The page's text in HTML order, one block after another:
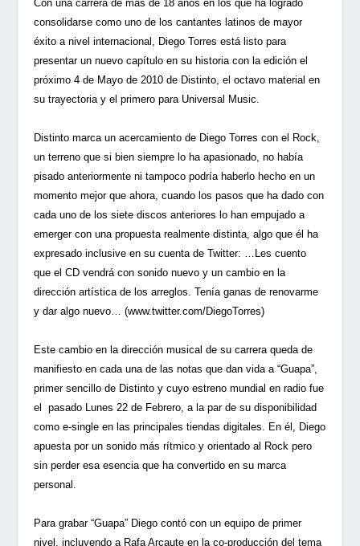
Con una carrera de más de 18 años en los que ha logrado
consolidarse como uno de los cantantes latinos de mayor
éxito a nivel internacional, Diego Torres está listo para
presentar un nuevo capítulo en su historia con la edición el
próximo 4 de Mayo de 2010 de Distinto, el octavo material en
su trayectoria y el primero para Universal Music.
Distinto marca un acercamiento de Diego Torres con el Rock,
un terreno que si bien siempre lo ha apasionado, no había
pisado anteriormente ni tampoco podría haberlo hecho en un
momento mejor que ahora, cuando los pasos que ha dado con
cada uno de los siete discos anteriores lo han empujado a
emerger con una propuesta realmente distinta, algo que él ha
expresado inclusive en su cuenta de Twitter: …Les cuento
que el CD vendrá con sonido nuevo y un cambio en la
dirección artística de los arreglos. Tenía ganas de renovarme
y dar algo nuevo… (www.twitter.com/DiegoTorres)
Este cambio en la dirección musical de su carrera queda de
manifiesto en cada una de las notas que dan vida a “Guapa”,
primer sencillo de Distinto y cuyo estreno mundial en radio fue
el
pasado Lunes 22 de Febrero, a la par de su disponibilidad
como e-single en las principales tiendas digitales. En él, Diego
apuesta por un sonido más rítmico y orientado al Rock pero
sin perder esa esencia que ha convertido en su marca
personal.
Para grabar “Guapa” Diego contó con un equipo de primer
nivel, incluyendo a Rafa Arcaute en la co-producción del tema